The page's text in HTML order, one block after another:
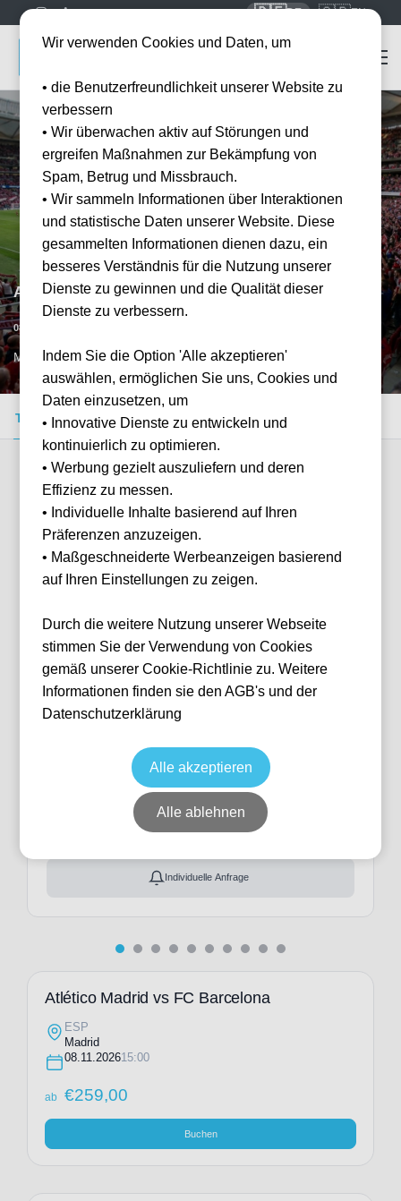
🇩🇪DE 🇬🇧EN
Atlético Madrid vs FC Barcelona
08.11.2026
MAD, ESP
Tickets kaufen Event-Info FAQ
Verfügbare Kategorien (10)
Longside
15:00
10 verfügbar
ESP
Riyadh Air Metropolitano
Ticket(s) + Hotel
Individuelle Anfrage
Atlético Madrid vs FC Barcelona
ESP
Madrid
08.11.202615:00
ab €259,00
Buchen
Wir verwenden Cookies und Daten, um
• die Benutzerfreundlichkeit unserer Website zu
verbessern
• Wir überwachen aktiv auf Störungen und
ergreifen Maßnahmen zur Bekämpfung von
Spam, Betrug und Missbrauch.
• Wir sammeln Informationen über Interaktionen
und statistische Daten unserer Website. Diese
gesammelten Informationen dienen dazu, ein
besseres Verständnis für die Nutzung unserer
Dienste zu gewinnen und die Qualität dieser
Dienste zu verbessern.
Indem Sie die Option 'Alle akzeptieren'
auswählen, ermöglichen Sie uns, Cookies und
Daten einzusetzen, um
• Innovative Dienste zu entwickeln und
kontinuierlich zu optimieren.
• Werbung gezielt auszuliefern und deren
Effizienz zu messen.
• Individuelle Inhalte basierend auf Ihren
Präferenzen anzuzeigen.
• Maßgeschneiderte Werbeanzeigen basierend
auf Ihren Einstellungen zu zeigen.
Durch die weitere Nutzung unserer Webseite
stimmen Sie der Verwendung von Cookies
gemäß unserer Cookie-Richtlinie zu. Weitere
Informationen finden sie den AGB's und der
Datenschutzerklärung
Alle akzeptieren
Alle ablehnen